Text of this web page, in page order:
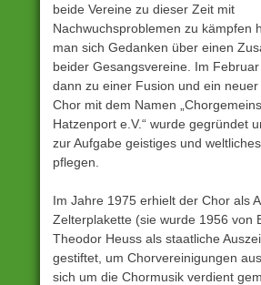
beide Vereine zu dieser Zeit mit
Nachwuchsproblemen zu kämpfen
man sich Gedanken über einen
beider Gesangsvereine. Im
dann zu einer Fusion und ein
Chor mit dem Namen
Hatzenport e.V.“ wurde gegründet
zur Aufgabe geistiges und
pflegen.
Im Jahre 1975 erhielt der Chor als
Zelterplakette (sie wurde 1956 von
Theodor Heuss als staatliche
gestiftet, um Chorvereinigungen
sich um die Chormusik verdient